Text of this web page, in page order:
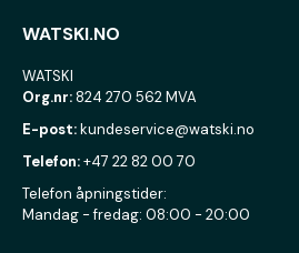
WATSKI.NO
WATSKI
Org.nr:824 270 562 MVA
E-post:kundeservice@watski.no
Telefon:+47 22 82 00 70
Telefon åpningstider:
Mandag - fredag: 08:00 - 20:00